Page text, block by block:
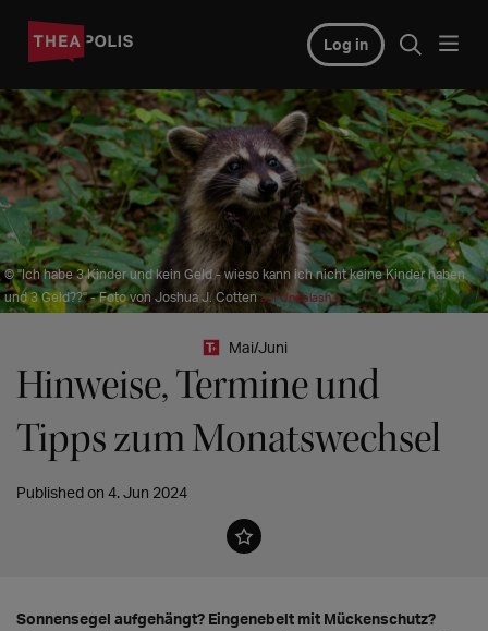
Log in
© "Ich habe 3 Kinder und kein Geld - wieso kann ich nicht keine Kinder haben
und 3 Geld??" - Foto von Joshua J. Cottenauf Unsplash
Mai/Juni
Hinweise, Termine und
Tipps zum Monatswechsel
Published on 4. Jun 2024
Sonnensegel aufgehängt? Eingenebelt mit Mückenschutz?